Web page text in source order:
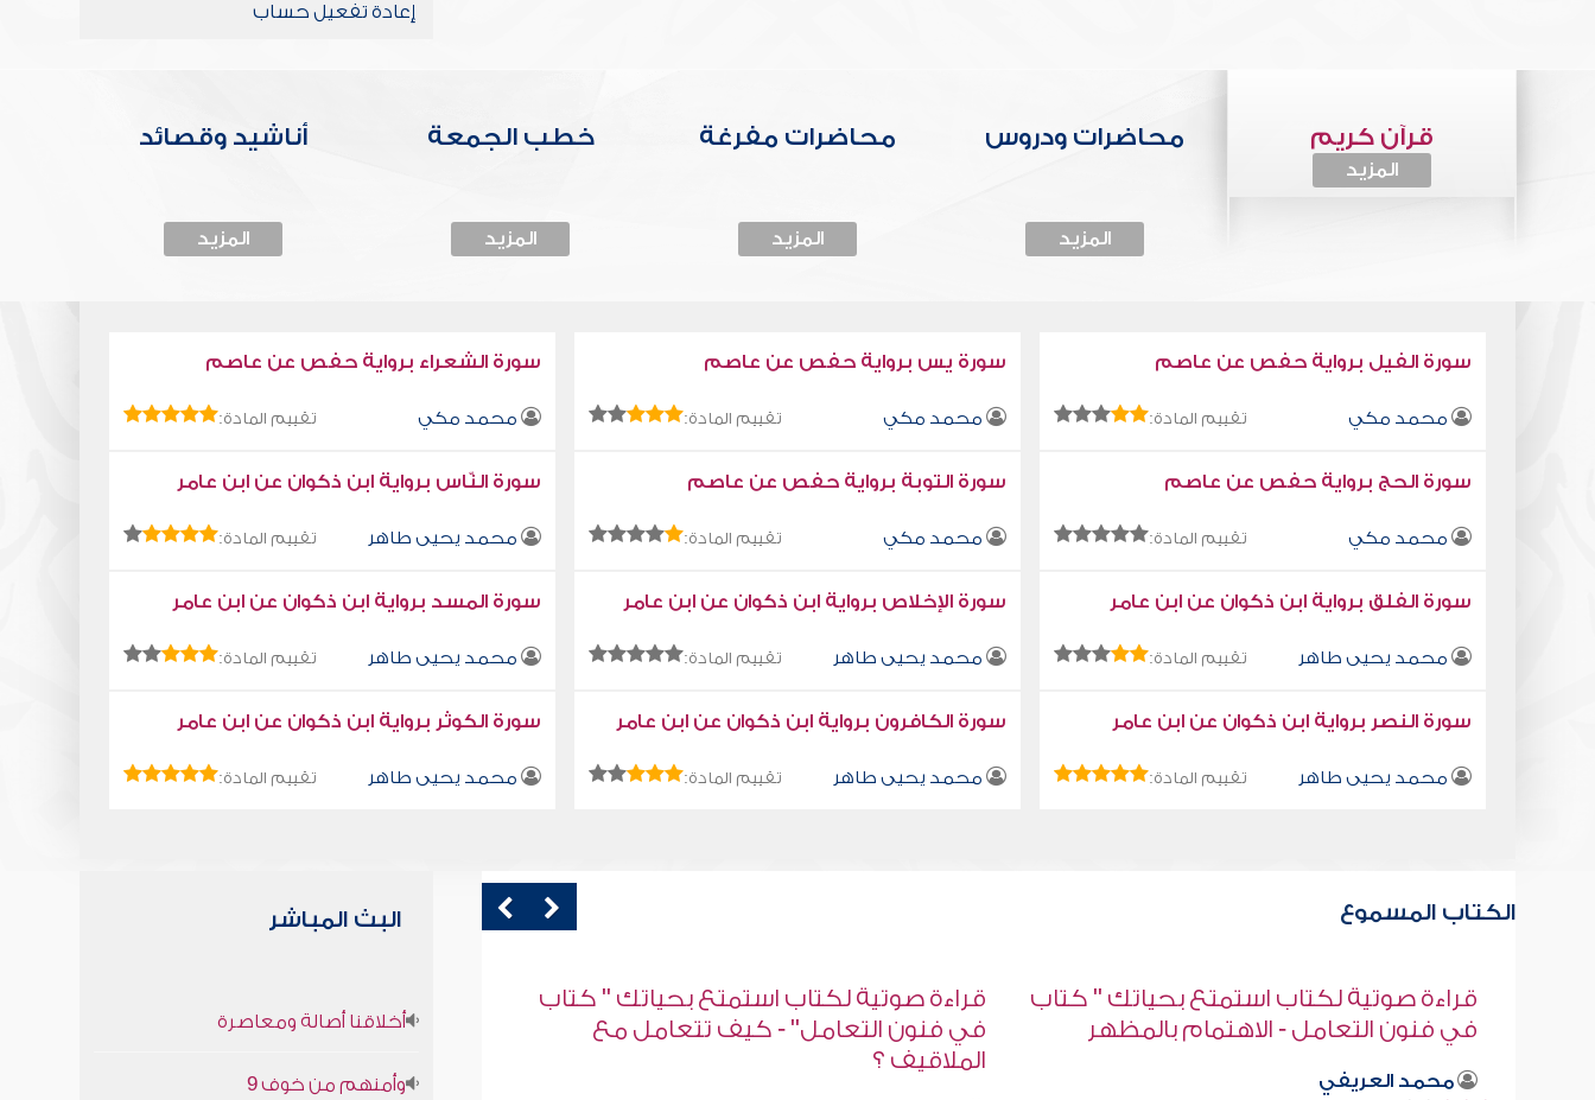
إعادة تفعيل حساب
قرآن كريم
المزيد
محاضرات ودروس
المزيد
محاضرات مفرغة
المزيد
خطب الجمعة
المزيد
أناشيد وقصائد
المزيد
سورة الفيل برواية حفص عن عاصم
محمد مكي تقييم المادة:
سورة يس برواية حفص عن عاصم
محمد مكي تقييم المادة:
سورة الشعراء برواية حفص عن عاصم
محمد مكي تقييم المادة:
سورة الحج برواية حفص عن عاصم
محمد مكي تقييم المادة:
سورة التوبة برواية حفص عن عاصم
محمد مكي تقييم المادة:
سورة النّاس برواية ابن ذكوان عن ابن عامر
محمد يحيى طاهر تقييم المادة:
سورة الفلق برواية ابن ذكوان عن ابن عامر
محمد يحيى طاهر تقييم المادة:
سورة الإخلاص برواية ابن ذكوان عن ابن عامر
محمد يحيى طاهر تقييم المادة:
سورة المسد برواية ابن ذكوان عن ابن عامر
محمد يحيى طاهر تقييم المادة:
سورة النصر برواية ابن ذكوان عن ابن عامر
محمد يحيى طاهر تقييم المادة:
سورة الكافرون برواية ابن ذكوان عن ابن عامر
محمد يحيى طاهر تقييم المادة:
سورة الكوثر برواية ابن ذكوان عن ابن عامر
محمد يحيى طاهر تقييم المادة:
الكتاب المسموع
قراءة صوتية لكتاب استمتع بحياتك " كتاب
في فنون التعامل" - كيف تتعامل مع
فقه الدعوة إلى الله
صابر دياب
البث المباشر
أخلاقنا أصالة ومعاصرة
وأمنهم من خوف 9